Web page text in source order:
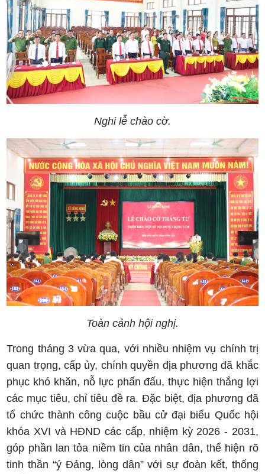
Nghi lễ chào cờ.
Toàn cảnh hội nghị.
Trong tháng 3 vừa qua, với nhiều nhiệm vụ chính trị
quan trọng, cấp ủy, chính quyền địa phương đã khắc
phục khó khăn, nỗ lực phấn đấu, thực hiện thắng lợi
các mục tiêu, chỉ tiêu đề ra. Đặc biệt, địa phương đã
tổ chức thành công cuộc bầu cử đại biểu Quốc hội
khóa XVI và HĐND các cấp, nhiệm kỳ 2026 - 2031,
góp phần lan tỏa niềm tin của nhân dân, thể hiện rõ
tinh thần “ý Đảng, lòng dân” với sự đoàn kết, thống